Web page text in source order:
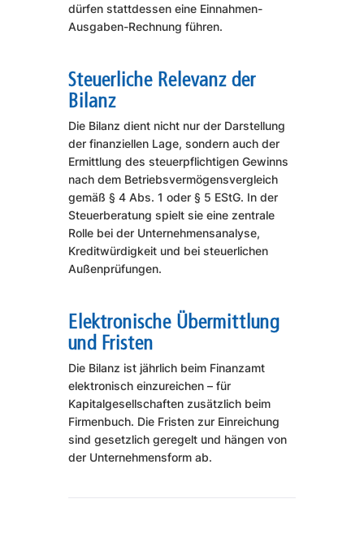
dürfen stattdessen eine Einnahmen-
Ausgaben-Rechnung führen.
Steuerliche Relevanz der
Bilanz
Die Bilanz dient nicht nur der Darstellung
der finanziellen Lage, sondern auch der
Ermittlung des steuerpflichtigen Gewinns
nach dem Betriebsvermögensvergleich
gemäß § 4 Abs. 1 oder § 5 EStG. In der
Steuerberatung spielt sie eine zentrale
Rolle bei der Unternehmensanalyse,
Kreditwürdigkeit und bei steuerlichen
Außenprüfungen.
Elektronische Übermittlung
und Fristen
Die Bilanz ist jährlich beim Finanzamt
elektronisch einzureichen – für
Kapitalgesellschaften zusätzlich beim
Firmenbuch. Die Fristen zur Einreichung
sind gesetzlich geregelt und hängen von
der Unternehmensform ab.